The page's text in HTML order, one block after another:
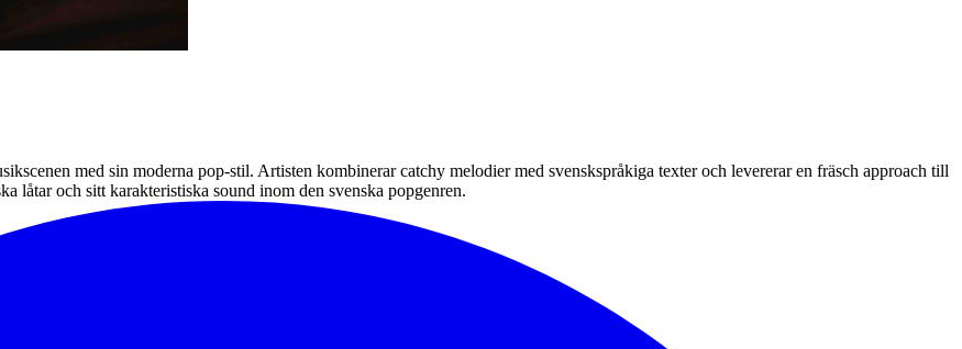
med sin moderna pop-stil. Artisten kombinerar catchy melodier med svenskspråkiga texter och levererar en fräsch approach till
låtar och sitt karakteristiska sound inom den svenska popgenren.